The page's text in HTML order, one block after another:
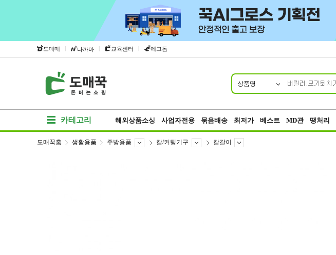
도매매 | 나까마 | 교육센터 | 에그돔
상품명
카테고리 해외상품소싱 사업자전용 묶음배송 최저가 베스트 MD관 땡처리
도매꾹홈 생활용품 주방용품 칼/커팅기구 칼갈이